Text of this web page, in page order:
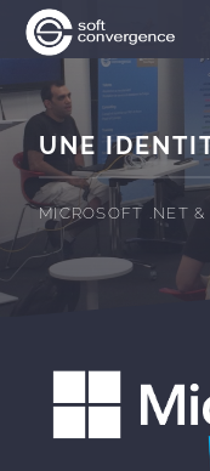
UNE
MICROSOFT .NET &